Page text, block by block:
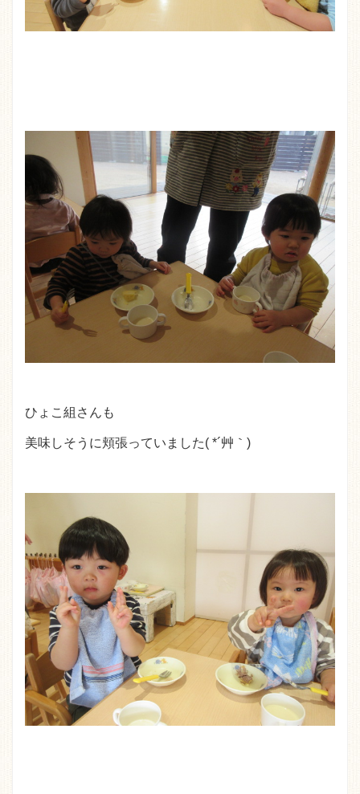
ひょこ組さんも
美味しそうに頬張っていました( *´艸｀)